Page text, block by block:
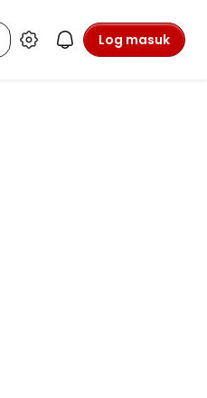
Log masuk